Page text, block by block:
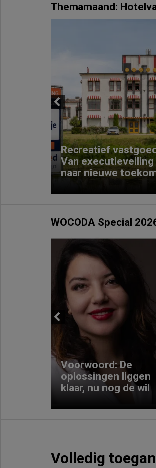
Themamaand:
Previous
Recreatief
Van executieveiling
naar nieuwe
WOCODA Special
Previous
Voorwoord: De
oplossingen liggen
klaar, nu nog de wil
Volledig